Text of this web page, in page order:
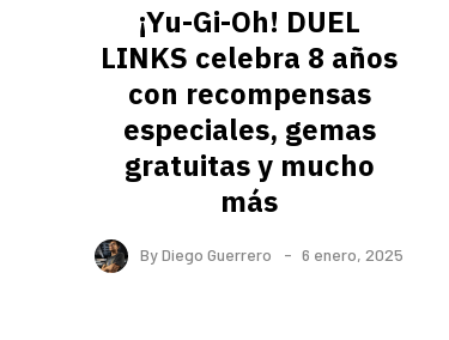
¡Yu-Gi-Oh! DUEL
LINKS celebra 8 años
con recompensas
especiales, gemas
gratuitas y mucho
más
ByDiego Guerrero 6 enero, 2025